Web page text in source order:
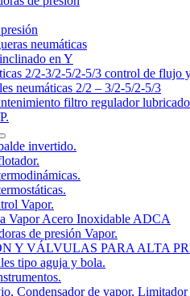
neumáticas
en Y
2/2-3/2-5/2-5/3 control de flujo
neumáticas 2/2 – 3/2-5/2-5/3
filtro regulador
invertido.
Vapor.
Vapor Acero Inoxidable ADCA
de presión Vapor.
Y VÁLVULAS PARA ALTA
tipo aguja y bola.
Condensador de vapor, Limitador